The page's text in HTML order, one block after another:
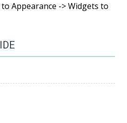
Appearance -> Widgets to